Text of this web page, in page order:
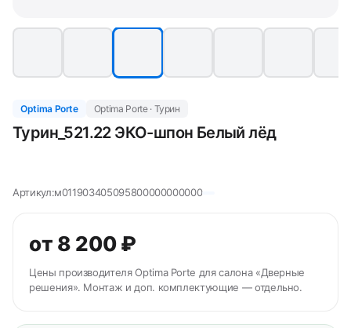
Optima Porte Optima Porte · Турин
Турин_521.22 ЭКО-шпон Белый лёд
Артикул:м011903405095800000000000
от 8 200 ₽
Цены производителя Optima Porte для салона «Дверные
решения». Монтаж и доп. комплектующие — отдельно.